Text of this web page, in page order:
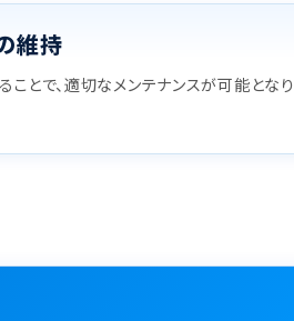
維持
とで、適切なメンテナンスが可能とな